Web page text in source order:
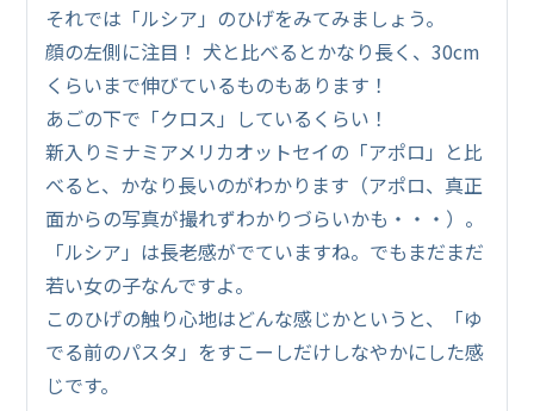
それでは「ルシア」のひげをみてみましょう。
顔の左側に注目！ 犬と比べるとかなり長く、30cm
くらいまで伸びているものもあります！
あごの下で「クロス」しているくらい！
新入りミナミアメリカオットセイの「アポロ」と比
べると、かなり長いのがわかります（アポロ、真正
面からの写真が撮れずわかりづらいかも・・・）。
「ルシア」は長老感がでていますね。でもまだまだ
若い女の子なんですよ。
このひげの触り心地はどんな感じかというと、「ゆ
でる前のパスタ」をすこーしだけしなやかにした感
じです。